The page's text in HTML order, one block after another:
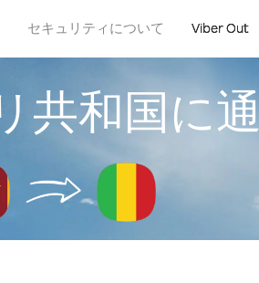
セキュリティについて Viber Out
共和国に